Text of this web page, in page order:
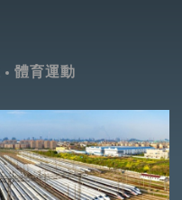
體育運動